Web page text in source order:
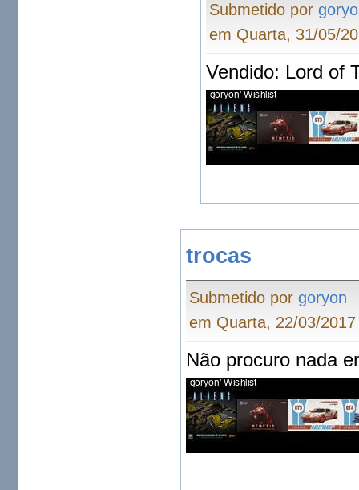
Submetido por
em Quarta, 31/05/
Vendido: Lord of
trocas
Submetido porgoryon
em Quarta, 22/03/
Não procuro nada